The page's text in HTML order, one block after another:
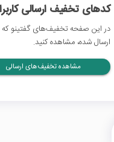
کدهای تخفیف ارسالی
در این صفحه تخفیف‌های گفتینو که
ارسال شده، مشاهده کنید.
مشاهده تخفیف‌های ارسالی